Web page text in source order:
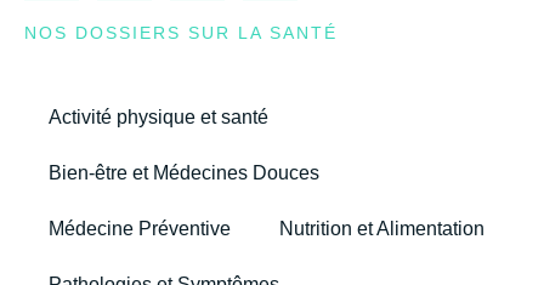
NOS DOSSIERS SUR LA SANTÉ
Activité physique et santé
Bien-être et Médecines Douces
Médecine Préventive Nutrition et Alimentation